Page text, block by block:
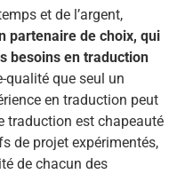
et de l’argent,
partenaire de choix, qui
besoins en traduction
qualité que seul un
en traduction peut
traduction est chapeauté
de projet expérimentés,
de chacun des